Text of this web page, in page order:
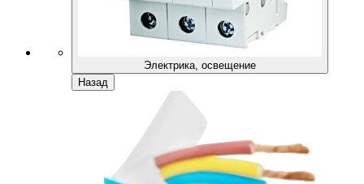
Электрика, освещение
Назад